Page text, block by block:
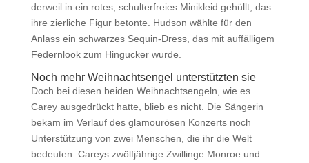
derweil in ein rotes, schulterfreies Minikleid gehüllt, das
ihre zierliche Figur betonte. Hudson wählte für den
Anlass ein schwarzes Sequin-Dress, das mit auffälligem
Federnlook zum Hingucker wurde.
Noch mehr Weihnachtsengel unterstützten sie
Doch bei diesen beiden Weihnachtsengeln, wie es
Carey ausgedrückt hatte, blieb es nicht. Die Sängerin
bekam im Verlauf des glamourösen Konzerts noch
Unterstützung von zwei Menschen, die ihr die Welt
bedeuten: Careys zwölfjährige Zwillinge Monroe und